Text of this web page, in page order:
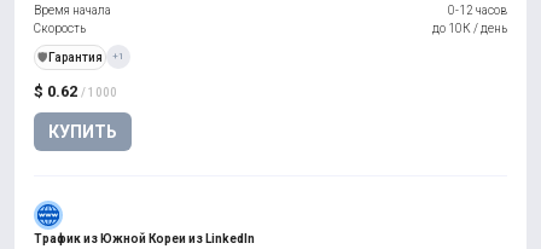
$ 0.62 / 1000
КУПИТЬ
Время начала
0-12 часов
Скорость
до 10К / день
️🛡️ Гарантия +1
Трафик из Южной Кореи из LinkedIn